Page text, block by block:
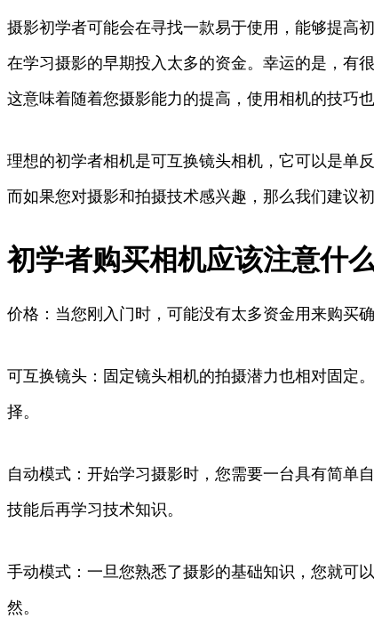
摄影初学者可能会在寻找一款易于使用，能够提高
在学习摄影的早期投入太多的资金。幸运的是，有
这意味着随着您摄影能力的提高，使用相机的技巧也
理想的初学者相机是可互换镜头相机，它可以是单
而如果您对摄影和拍摄技术感兴趣，那么我们建议
初学者购买相机应该注意什
价格：当您刚入门时，可能没有太多资金用来购买
可互换镜头：固定镜头相机的拍摄潜力也相对固定
择。
自动模式：开始学习摄影时，您需要一台具有简单
技能后再学习技术知识。
手动模式：一旦您熟悉了摄影的基础知识，您就可
然。